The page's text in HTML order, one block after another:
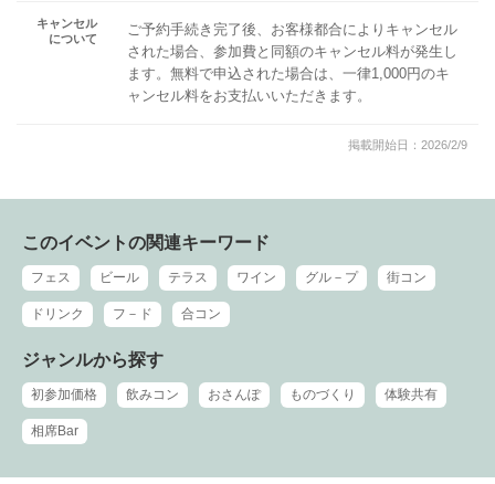
キャンセル
について
ご予約手続き完了後、お客様都合によりキャンセル
された場合、参加費と同額のキャンセル料が発生し
ます。無料で申込された場合は、一律1,000円のキ
ャンセル料をお支払いいただきます。
掲載開始日：2026/2/9
このイベントの関連キーワード
フェス ビール テラス ワイン グル－プ 街コン
ドリンク フ－ド 合コン
ジャンルから探す
初参加価格 飲みコン おさんぽ ものづくり 体験共有
相席Bar